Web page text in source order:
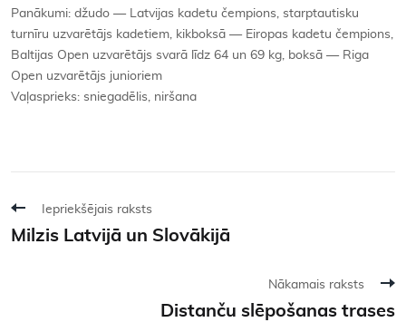
Panākumi: džudo — Latvijas kadetu čempions, starptautisku
turnīru uzvarētājs kadetiem, kikboksā — Eiropas kadetu čempions,
Baltijas Open uzvarētājs svarā līdz 64 un 69 kg, boksā — Riga
Open uzvarētājs junioriem
Vaļasprieks: sniegadēlis, niršana
Iepriekšējais raksts
Milzis Latvijā un Slovākijā
Nākamais raksts
Distanču slēpošanas trases